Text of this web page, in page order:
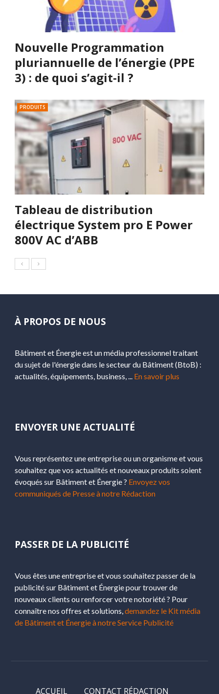
Nouvelle Programmation
pluriannuelle de l’énergie (PPE
3) : de quoi s’agit-il ?
PRODUITS
Tableau de distribution
électrique System pro E Power
800V AC d’ABB
À PROPOS DE NOUS
Bâtiment et Énergie est un média professionnel traitant
du sujet de l'énergie dans le secteur du Bâtiment (BtoB) :
actualités, équipements, business, ... En savoir plus
ENVOYER UNE ACTUALITÉ
Vous représentez une entreprise ou un organisme et vous
souhaitez que vos actualités et nouveaux produits soient
évoqués sur Bâtiment et Énergie ? Envoyez vos
communiqués de Presse à notre Rédaction
PASSER DE LA PUBLICITÉ
Vous êtes une entreprise et vous souhaitez passer de la
publicité sur Bâtiment et Énergie pour trouver de
nouveaux clients ou renforcer votre notoriété ? Pour
connaître nos offres et solutions,demandez le Kit média
de Bâtiment et Énergie à notre Service Publicité
ACCUEIL CONTACT RÉDACTION